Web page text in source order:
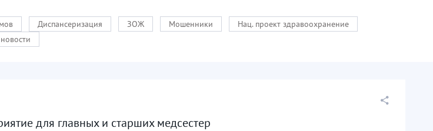
Диспансеризация ЗОЖ Мошенники
Нац. проект здравоохранение
для главных и старших медсестер